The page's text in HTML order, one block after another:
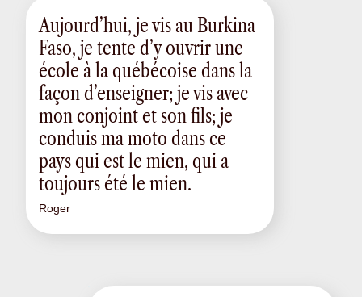
Aujourd’hui, je vis au Burkina
Faso, je tente d’y ouvrir une
école à la québécoise dans la
façon d’enseigner; je vis avec
mon conjoint et son fils; je
conduis ma moto dans ce
pays qui est le mien, qui a
toujours été le mien.
Roger